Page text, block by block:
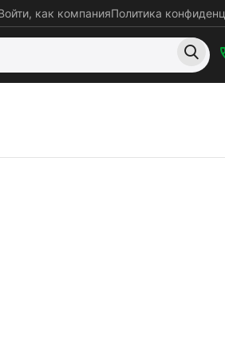
как компанияПолитика